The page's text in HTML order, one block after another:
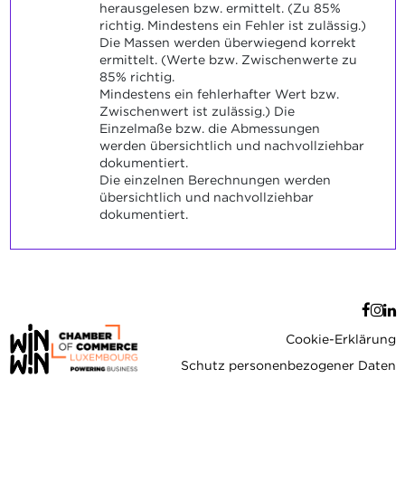
herausgelesen bzw. ermittelt. (Zu 85%
richtig. Mindestens ein Fehler ist zulässig.)
Die Massen werden überwiegend korrekt
ermittelt. (Werte bzw. Zwischenwerte zu
85% richtig.
Mindestens ein fehlerhafter Wert bzw.
Zwischenwert ist zulässig.) Die
Einzelmaße bzw. die Abmessungen
werden übersichtlich und nachvollziehbar
dokumentiert.
Die einzelnen Berechnungen werden
übersichtlich und nachvollziehbar
dokumentiert.
Cookie-Erklärung
Schutz personenbezogener Daten